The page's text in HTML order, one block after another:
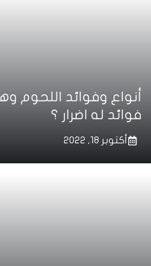
أنواع وفوائد اللحوم
فوائد له اضرار ؟
أكتوبر 18, 2022